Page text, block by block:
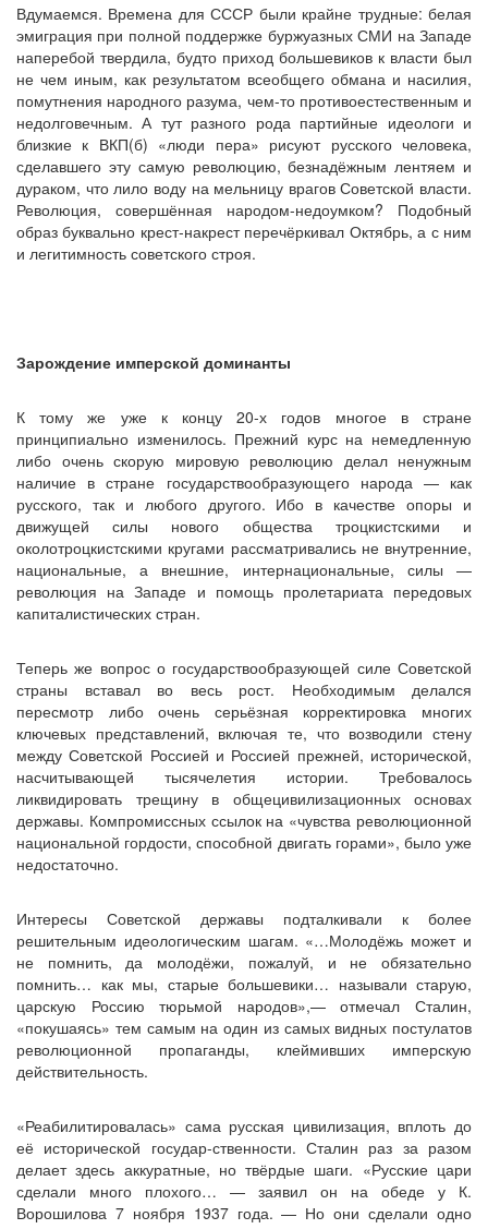
Вдумаемся. Времена для СССР были крайне трудные: белая
эмиграция при полной поддержке буржуазных СМИ на Западе
наперебой твердила, будто приход большевиков к власти был
не чем иным, как результатом всеобщего обмана и насилия,
помутнения народного разума, чем-то противоестественным и
недолговечным. А тут разного рода партийные идеологи и
близкие к ВКП(б) «люди пера» рисуют русского человека,
сделавшего эту самую революцию, безнадёжным лентяем и
дураком, что лило воду на мельницу врагов Советской власти.
Революция, совершённая народом-недоумком? Подобный
образ буквально крест-накрест перечёркивал Октябрь, а с ним
и легитимность советского строя.
Зарождение имперской доминанты
К тому же уже к концу 20-х годов многое в стране
принципиально изменилось. Прежний курс на немедленную
либо очень скорую мировую революцию делал ненужным
наличие в стране государствообразующего народа — как
русского, так и любого другого. Ибо в качестве опоры и
движущей силы нового общества троцкистскими и
околотроцкистскими кругами рассматривались не внутренние,
национальные, а внешние, интернациональные, силы —
революция на Западе и помощь пролетариата передовых
капиталистических стран.
Теперь же вопрос о государствообразующей силе Советской
страны вставал во весь рост. Необходимым делался
пересмотр либо очень серьёзная корректировка многих
ключевых представлений, включая те, что возводили стену
между Советской Россией и Россией прежней, исторической,
насчитывающей тысячелетия истории. Требовалось
ликвидировать трещину в общецивилизационных основах
державы. Компромиссных ссылок на «чувства революционной
национальной гордости, способной двигать горами», было уже
недостаточно.
Интересы Советской державы подталкивали к более
решительным идеологическим шагам. «…Молодёжь может и
не помнить, да молодёжи, пожалуй, и не обязательно
помнить… как мы, старые большевики… называли старую,
царскую Россию тюрьмой народов»,— отмечал Сталин,
«покушаясь» тем самым на один из самых видных постулатов
революционной пропаганды, клеймивших имперскую
действительность.
«Реабилитировалась» сама русская цивилизация, вплоть до
её исторической государ-ственности. Сталин раз за разом
делает здесь аккуратные, но твёрдые шаги. «Русские цари
сделали много плохого… — заявил он на обеде у К.
Ворошилова 7 ноября 1937 года. — Но они сделали одно